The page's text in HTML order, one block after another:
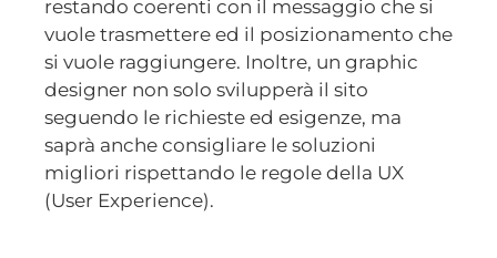
restando coerenti con il messaggio che si
vuole trasmettere ed il posizionamento che
si vuole raggiungere. Inoltre, un graphic
designer non solo svilupperà il sito
seguendo le richieste ed esigenze, ma
saprà anche consigliare le soluzioni
migliori rispettando le regole della UX
(User Experience).